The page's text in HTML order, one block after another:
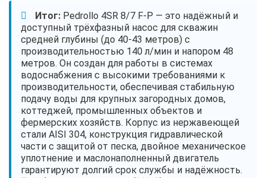
Итог: Pedrollo 4SR 8/7 F-P — это надёжный и
доступный трёхфазный насос для скважин
средней глубины (до 40-43 метров) с
производительностью 140 л/мин и напором 48
метров. Он создан для работы в системах
водоснабжения с высокими требованиями к
производительности, обеспечивая стабильную
подачу воды для крупных загородных домов,
коттеджей, промышленных объектов и
фермерских хозяйств. Корпус из нержавеющей
стали AISI 304, конструкция гидравлической
части с защитой от песка, двойное механическое
уплотнение и маслонаполненный двигатель
гарантируют долгий срок службы и надёжность.